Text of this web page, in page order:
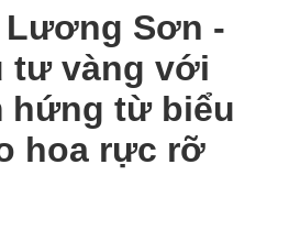
Lương Sơn -
tư vàng với
hứng từ biểu
hoa rực rỡ